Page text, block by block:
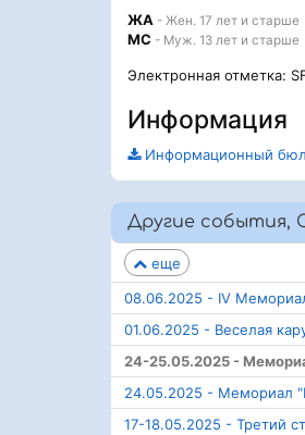
ЖА - Жен. 17 лет и старше
МС - Муж. 13 лет и старше
Электронная отметка:
Информация
Информационный
Другие события,
еще
08.06.2025 - IV
01.06.2025 - Веселая
24-25.05.2025 -
24.05.2025 - Мемориал
17-18.05.2025 - Третий